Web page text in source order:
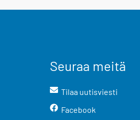
Seuraa meitä
Tilaa uutisviesti
Facebook